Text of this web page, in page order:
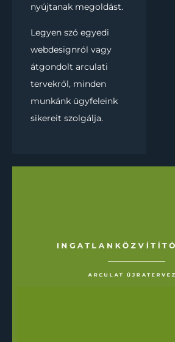
nyújtanak megoldást.
Legyen szó egyedi
webdesignról vagy
átgondolt arculati
tervekről, minden
munkánk ügyfeleink
sikereit szolgálja.